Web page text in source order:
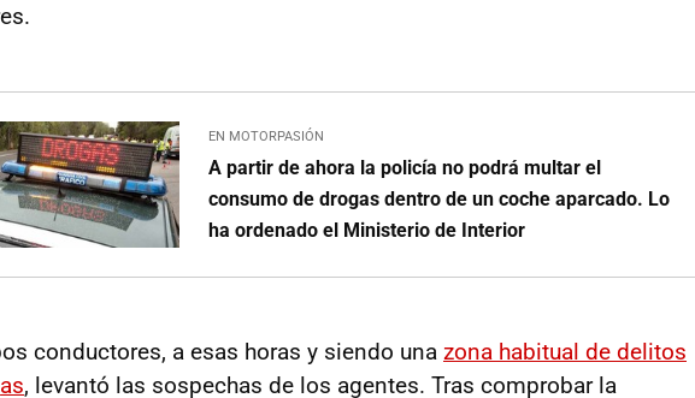
EN MOTORPASIÓN
A partir de ahora la policía no podrá multar el
consumo de drogas dentro de un coche aparcado. Lo
ha ordenado el Ministerio de Interior
conductores, a esas horas y siendo una zona habitual de delitos
, levantó las sospechas de los agentes. Tras comprobar la